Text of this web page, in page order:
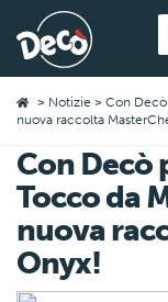
> Notizie > Con
nuova raccolta
Con Decò
Tocco da
nuova
Onyx!